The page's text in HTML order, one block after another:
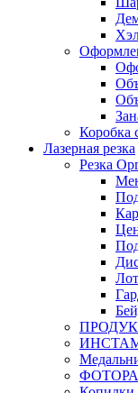
Коробка
Лазерная резка
Резка